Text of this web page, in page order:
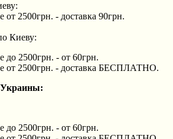
от 2500грн. - доставка 90грн.
Киеву:
до 2500грн. - от 60грн.
от 2500грн. - доставка БЕСПЛАТНО.
Украины:
до 2500грн. - от 60грн.